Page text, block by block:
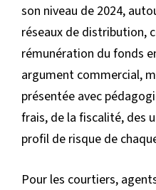
son niveau de 2024,
réseaux de distribution,
rémunération du fonds
argument commercial,
présentée avec
frais, de la fiscalité, des
profil de risque de
Pour les courtiers,